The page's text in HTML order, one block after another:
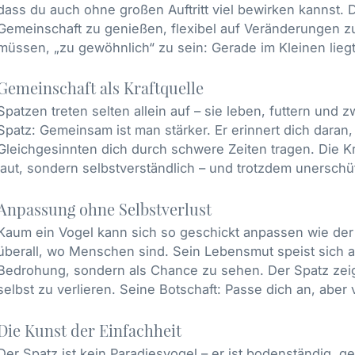
du auch ohne großen Auftritt viel bewirken kannst.
zu genießen, flexibel auf Veränderungen
„zu gewöhnlich“ zu sein: Gerade im Kleinen
als Kraftquelle
treten selten allein auf – sie leben, futtern und
Gemeinsam ist man stärker. Er erinnert dich
dich durch schwere Zeiten tragen. Die
sondern selbstverständlich – und trotzdem
ohne Selbstverlust
ein Vogel kann sich so geschickt anpassen wie
wo Menschen sind. Sein Lebensmut speist sich
sondern als Chance zu sehen. Der Spatz
zu verlieren. Seine Botschaft: Passe dich an,
Kunst der Einfachheit